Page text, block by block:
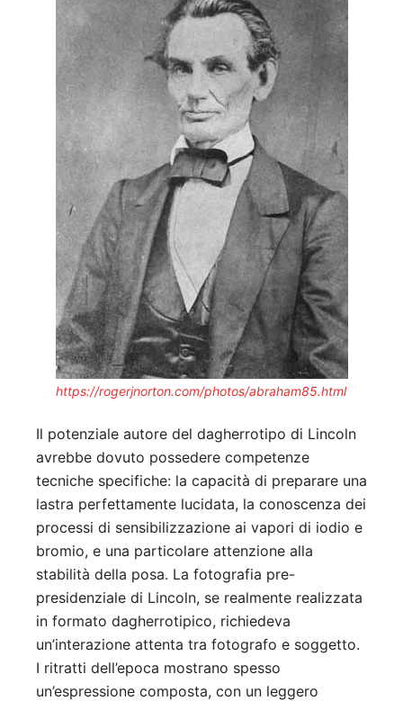
https://rogerjnorton.com/photos/abraham85.html
Il potenziale autore del dagherrotipo di Lincoln
avrebbe dovuto possedere competenze
tecniche specifiche: la capacità di preparare una
lastra perfettamente lucidata, la conoscenza dei
processi di sensibilizzazione ai vapori di iodio e
bromio, e una particolare attenzione alla
stabilità della posa. La fotografia pre-
presidenziale di Lincoln, se realmente realizzata
in formato dagherrotipico, richiedeva
un’interazione attenta tra fotografo e soggetto.
I ritratti dell’epoca mostrano spesso
un’espressione composta, con un leggero